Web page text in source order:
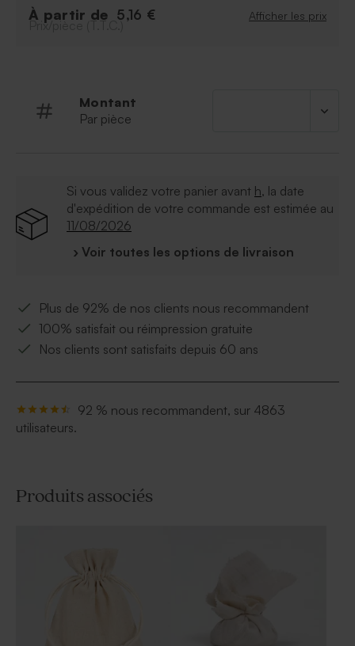
Police d'écriture
Vous avez la possibilité d'ajouter un symbole
Taille : 14 cm de longueur
En hêtre massif
Le bois étant un produit naturel, il peut y avoir
des différences de teinte du bois ou de nervures
entre les produits
À partir de 5,16 € Afficher les prix
Prix/pièce (T.T.C.)
Montant
Par pièce
Si vous validez votre panier avant h, la date
d'expédition de votre commande est estimée au
11/08/2026
› Voir toutes les options de livraison
Plus de 92% de nos clients nous recommandent
100% satisfait ou réimpression gratuite
Nos clients sont satisfaits depuis 60 ans
92 % nous recommandent, sur 4863
utilisateurs.
Produits associés